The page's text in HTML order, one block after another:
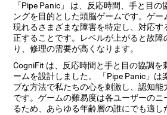
「Pipe Panic」 は、反応時間、手と目
ングを目的とした頭脳ゲームです。ゲー
現れるさまざまな障害を特定し、対応
正することです。レベルが上がると故障
り、修理の需要が高くなります。
CogniFit は、反応時間と手と目の協調を
ームを設計しました。 「Pipe Panic」は
ブな方法で私たちの心を刺激し、認知能
です。ゲームの難易度は各ユーザーの
るため、あらゆる年齢層の誰にでも適し